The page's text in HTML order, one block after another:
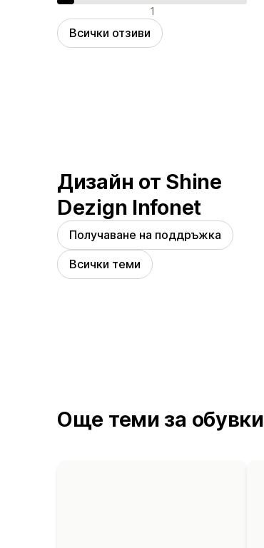
Отрицателни отзиви
1
Всички отзиви
Дизайн от Shine
Dezign Infonet
Получаване на поддръжка
Всички теми
Още теми за обувки